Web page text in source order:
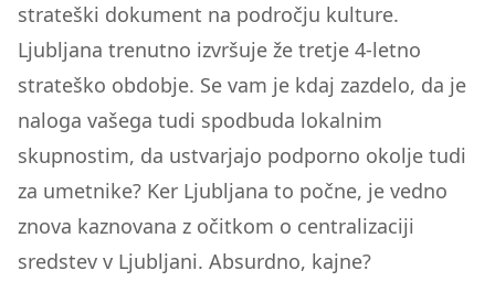
strateški dokument na področju kulture.
Ljubljana trenutno izvršuje že tretje 4-letno
strateško obdobje. Se vam je kdaj zazdelo, da je
naloga vašega tudi spodbuda lokalnim
skupnostim, da ustvarjajo podporno okolje tudi
za umetnike? Ker Ljubljana to počne, je vedno
znova kaznovana z očitkom o centralizaciji
sredstev v Ljubljani. Absurdno, kajne?